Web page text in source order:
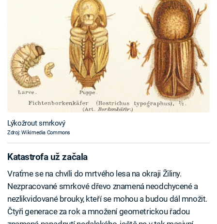
Lýkožrout smrkový
Zdroj: Wikimedia Commons
Katastrofa už začala
Vraťme se na chvíli do mrtvého lesa na okraji Žiliny.
Nezpracované smrkové dřevo znamená neodchycené a
nezlikvidované brouky, kteří se mohou a budou dál množit.
Čtyři generace za rok a množení geometrickou řadou